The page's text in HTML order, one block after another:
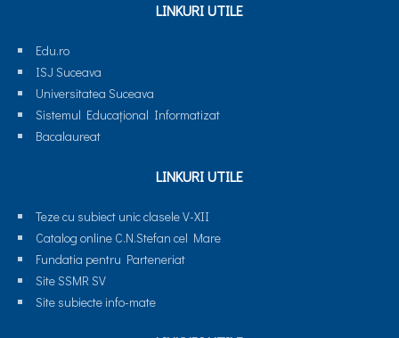
LINKURI UTILE
Edu.ro
ISJ Suceava
Universitatea Suceava
Sistemul Educaţional Informatizat
Bacalaureat
LINKURI UTILE
Teze cu subiect unic clasele V-XII
Catalog online C.N.Stefan cel Mare
Fundatia pentru Parteneriat
Site SSMR SV
Site subiecte info-mate